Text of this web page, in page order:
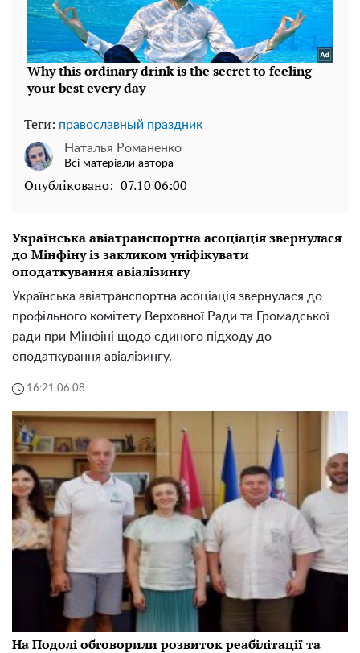
Теги: православный праздник
Наталья Романенко
Всі матеріали автора
Опубліковано: 07.10 06:00
Українська авіатранспортна асоціація звернулася
до Мінфіну із закликом уніфікувати
оподаткування авіалізингу
Українська авіатранспортна асоціація звернулася до
профільного комітету Верховної Ради та Громадської
ради при Мінфіні щодо єдиного підходу до
оподаткування авіалізингу.
16:21 06.08
На Подолі обговорили розвиток реабілітації та